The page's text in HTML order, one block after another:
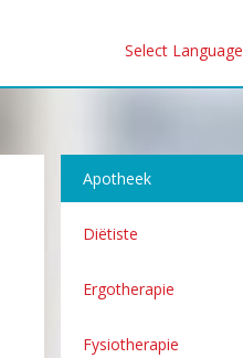
Select Language
Apotheek
Diëtiste
Ergotherapie
Fysiotherapie